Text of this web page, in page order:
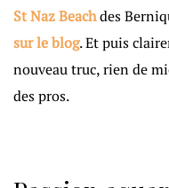
St Naz Beachdes
sur le blog. Et puis
nouveau truc, rien de
des pros.